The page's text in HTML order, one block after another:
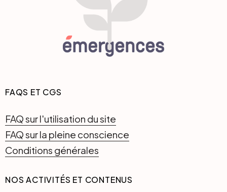
FAQS ET CGS
FAQ sur l'utilisation du site
FAQ sur la pleine conscience
Conditions générales
NOS ACTIVITÉS ET CONTENUS